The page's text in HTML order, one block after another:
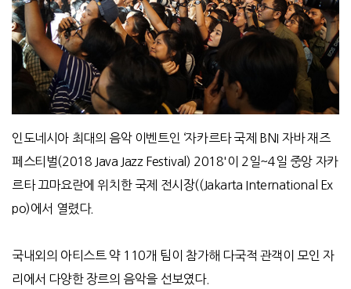
인도네시아 최대의 음악 이벤트인 ‘자카르타 국제 BNI 자바 재즈
페스티벌(2018 Java Jazz Festival) 2018'이 2일~4일 중앙 자카
르타 끄마요란에 위치한 국제 전시장((Jakarta International Ex
po)에서 열렸다.
국내외의 아티스트 약 110개 팀이 참가해 다국적 관객이 모인 자
리에서 다양한 장르의 음악을 선보였다.